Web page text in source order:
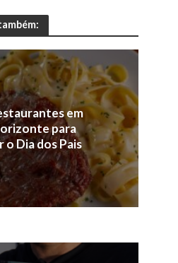
em
para
o Dia dos Pais